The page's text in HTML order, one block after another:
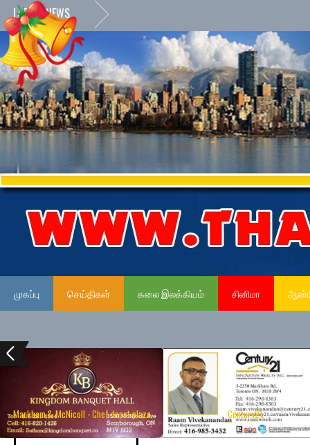
LATEST NEWS
முகப்பு செய்திகள் கலை இலக்கியம் சினிமா
Markham & McNicoll - Chef depot plaza Century21
UK (London) Friday, December 13,